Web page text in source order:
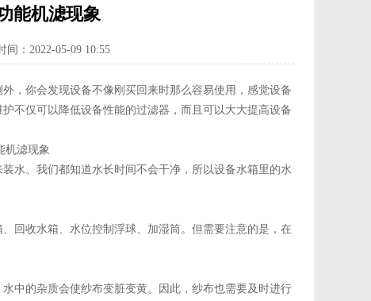
能机滤现象
间：2022-05-09 10:55
外，你会发现设备不像刚买回来时那么容易使用，感觉设备
不仅可以降低设备性能的过滤器，而且可以大大提高设备
。我们都知道水长时间不会干净，所以设备水箱里的水
收水箱、水位控制浮球、加湿筒。但需要注意的是，在
的杂质会使纱布变脏变黄。因此，纱布也需要及时进行